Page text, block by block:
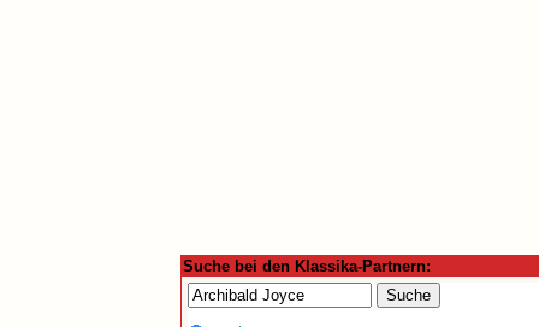
Suche bei den Klassika-Partnern: